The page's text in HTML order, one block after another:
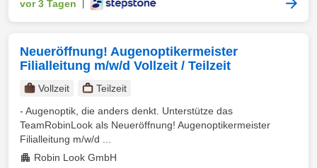
vor 3 Tagen
Neueröffnung! Augenoptikermeister
Filialleitung m/w/d Vollzeit / Teilzeit
Vollzeit
Teilzeit
- Augenoptik, die anders denkt. Unterstütze das
TeamRobinLook als Neueröffnung! Augenoptikermeister
Filialleitung m/w/d ...
Robin Look GmbH